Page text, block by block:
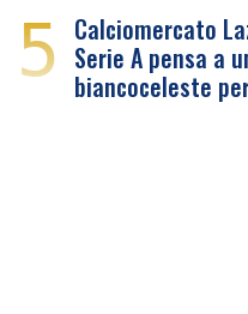
5 Calciomercato
Serie A pensa a
biancoceleste